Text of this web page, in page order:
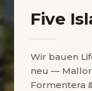
Five
Wir bauen
neu —
Formentera